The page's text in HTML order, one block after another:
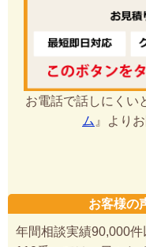
お電話で話しにくい
ム 』より
お客様の
年間相談実績90,000